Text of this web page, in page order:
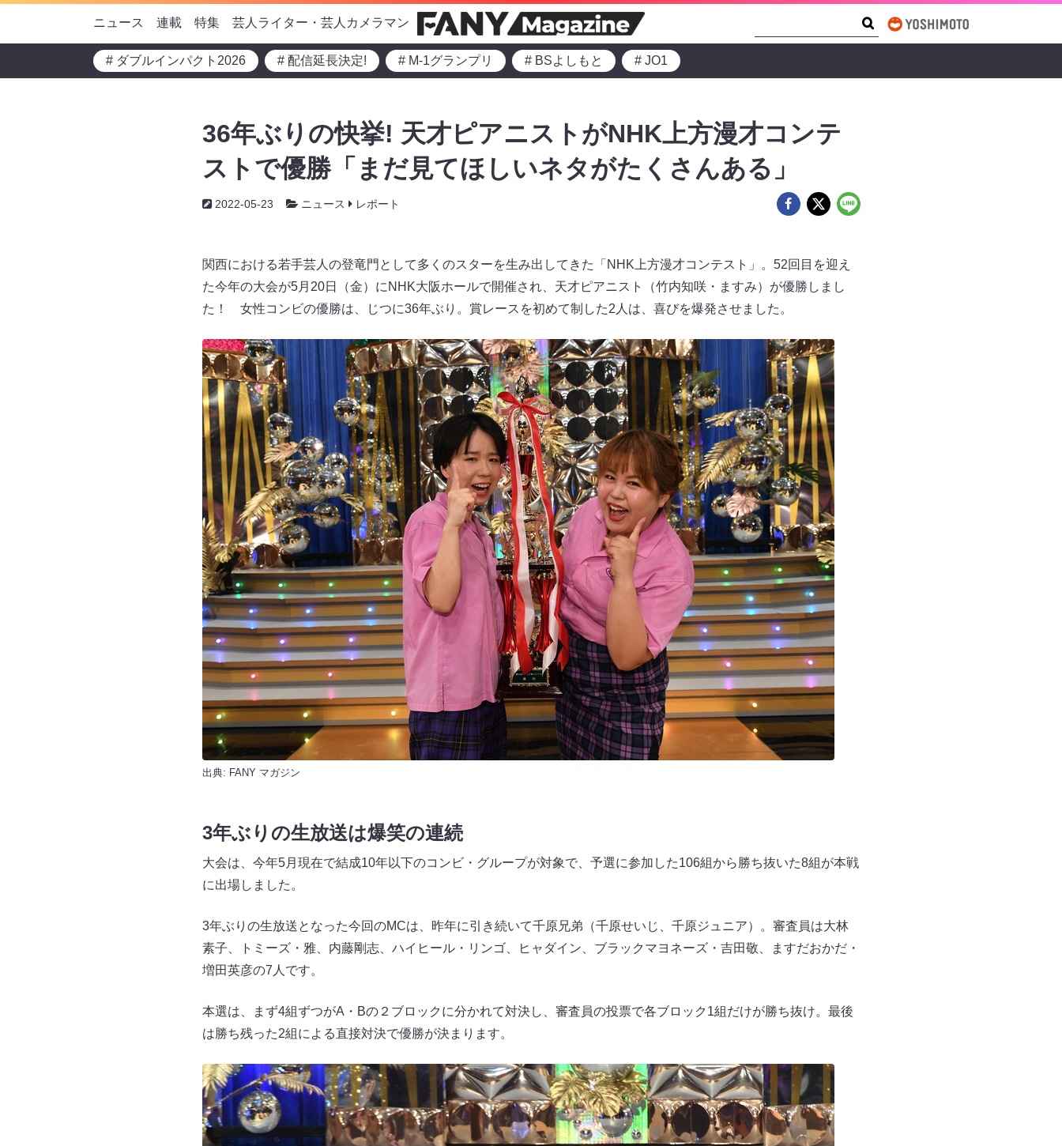
ニュース 連載 特集 芸人ライター・芸人カメラマン
# ダブルインパクト2026 # 配信延長決定! # M-1グランプリ # BSよしもと # JO1
36年ぶりの快挙! 天才ピアニストがNHK上方漫才コンテ
ストで優勝「まだ見てほしいネタがたくさんある」
2022-05-23 ニュース レポート
関西における若手芸人の登竜門として多くのスターを生み出してきた「NHK上方漫才コンテスト」。52回目を迎え
た今年の大会が5月20日（金）にNHK大阪ホールで開催され、天才ピアニスト（竹内知咲・ますみ）が優勝しまし
た！ 女性コンビの優勝は、じつに36年ぶり。賞レースを初めて制した2人は、喜びを爆発させました。
出典: FANY マガジン
3年ぶりの生放送は爆笑の連続
大会は、今年5月現在で結成10年以下のコンビ・グループが対象で、予選に参加した106組から勝ち抜いた8組が本戦
に出場しました。
3年ぶりの生放送となった今回のMCは、昨年に引き続いて千原兄弟（千原せいじ、千原ジュニア）。審査員は大林
素子、トミーズ・雅、内藤剛志、ハイヒール・リンゴ、ヒャダイン、ブラックマヨネーズ・吉田敬、ますだおかだ・
増田英彦の7人です。
本選は、まず4組ずつがA・Bの２ブロックに分かれて対決し、審査員の投票で各ブロック1組だけが勝ち抜け。最後
は勝ち残った2組による直接対決で優勝が決まります。